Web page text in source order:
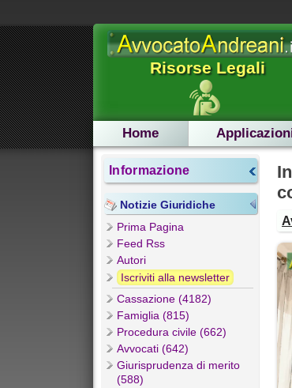
Risorse Legali
Home
Informazione
Notizie Giuridiche
Prima Pagina
Feed Rss
Autori
Iscriviti alla newsletter
Cassazione (4182)
Famiglia (815)
Procedura civile (662)
Avvocati (642)
Giurisprudenza di merito
(588)